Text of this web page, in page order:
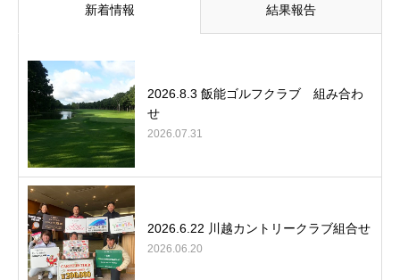
新着情報 結果報告
2026.8.3 飯能ゴルフクラブ 組み合わ
せ
2026.07.31
2026.6.22 川越カントリークラブ組合せ
2026.06.20